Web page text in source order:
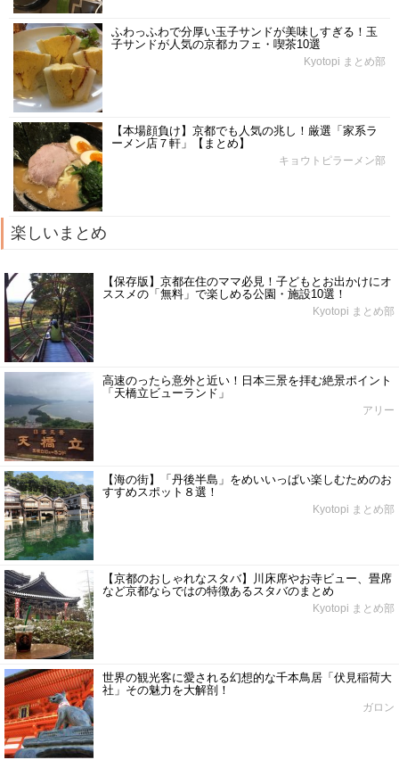
ふわっふわで分厚い玉子サンドが美味しすぎる！玉
子サンドが人気の京都カフェ・喫茶10選
Kyotopi まとめ部
【本場顔負け】京都でも人気の兆し！厳選「家系ラ
ーメン店７軒」【まとめ】
キョウトピラーメン部
楽しいまとめ
【保存版】京都在住のママ必見！子どもとお出かけにオ
ススメの「無料」で楽しめる公園・施設10選！
Kyotopi まとめ部
高速のったら意外と近い！日本三景を拝む絶景ポイント
「天橋立ビューランド」
アリー
【海の街】「丹後半島」をめいいっぱい楽しむためのお
すすめスポット８選！
Kyotopi まとめ部
【京都のおしゃれなスタバ】川床席やお寺ビュー、畳席
など京都ならではの特徴あるスタバのまとめ
Kyotopi まとめ部
世界の観光客に愛される幻想的な千本鳥居「伏見稲荷大
社」その魅力を大解剖！
ガロン